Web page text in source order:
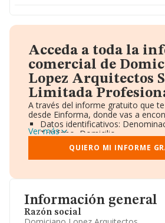
Información general
Razón social
Acceda a toda la
comercial de
Lopez Arquitectos
Limitada
A través del informe gratuito que
desde Einforma, donde vas a
Datos identificativos:
Teléfono, Domicilio.
Informe Mercantil Completo
Gráficos de Evolución Ventas y
Consejo de Administración y
Accionistas.
Artículos de prensa publicados
Información oficial y registral
Ver más
QUIERO MI INFORME